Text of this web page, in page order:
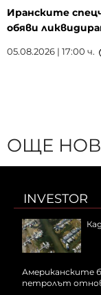
Иранските
обяви
05.08.2026 | 17:00 ч.
ОЩЕ
INVESTOR
Американските
петролът